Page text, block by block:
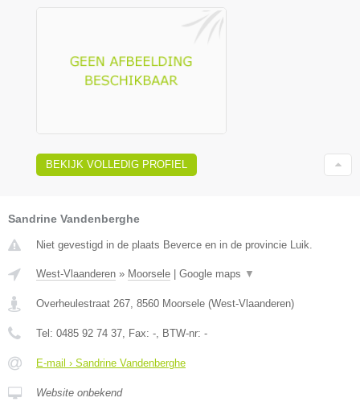
BEKIJK VOLLEDIG PROFIEL
Sandrine Vandenberghe
Niet gevestigd in de plaats Beverce en in de provincie Luik.
West-Vlaanderen » Moorsele Google maps ▼
Overheulestraat 267, 8560 Moorsele (West-Vlaanderen)
Tel: 0485 92 74 37, Fax: -, BTW-nr: -
E-mail › Sandrine Vandenberghe
Website onbekend